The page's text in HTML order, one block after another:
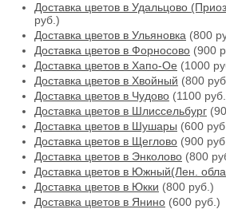
Доставка цветов в Удальцово
руб.)
Доставка цветов в Ульяновка (800
Доставка цветов в Форносово (900
Доставка цветов в Хапо-Ое (1000
Доставка цветов в Хвойный (800
Доставка цветов в Чудово (1100
Доставка цветов в Шлиссельбург
Доставка цветов в Шушары (600
Доставка цветов в Щеглово (900
Доставка цветов в Энколово (800
Доставка цветов в Южный(Лен.
Доставка цветов в Юкки (800 руб.)
Доставка цветов в Янино (600 руб.)